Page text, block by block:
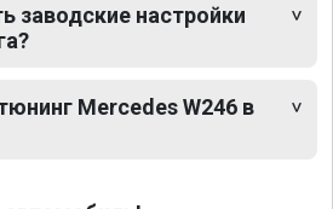
заводские настройки
Mercedes W246 в